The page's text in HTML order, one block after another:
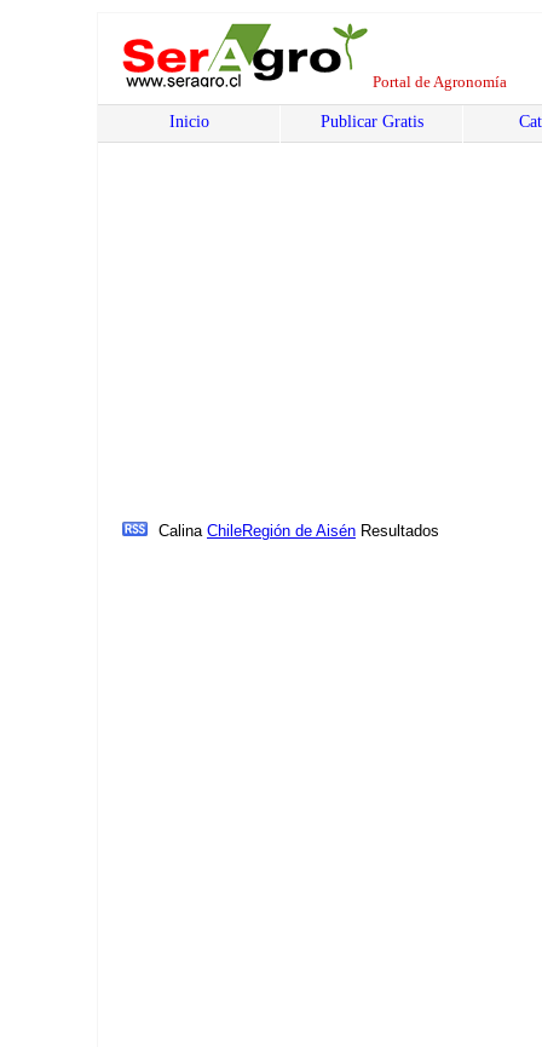
Portal de Agronomía
Inicio Publicar Gratis
Calina ChileRegión de Aisén Resultados